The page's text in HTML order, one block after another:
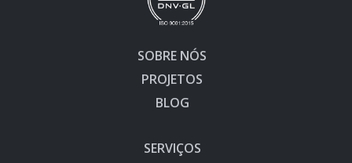
SOBRE NÓS
PROJETOS
BLOG
SERVIÇOS